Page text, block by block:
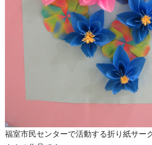
福室市民センターで活動する折り紙サー